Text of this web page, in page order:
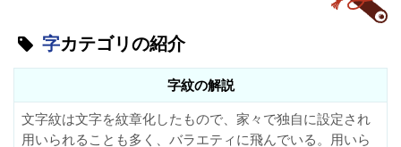
字カテゴリの紹介
字紋の解説
文字紋は文字を紋章化したもので、家々で独自に設定され
用いられることも多く、バラエティに飛んでいる。用いら